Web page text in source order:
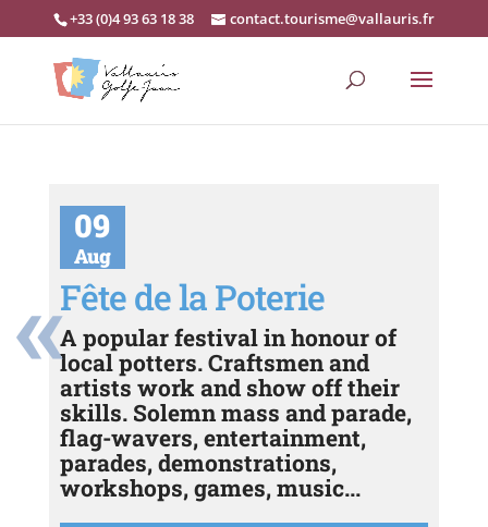
+33 (0)4 93 63 18 38 contact.tourisme@vallauris.fr
09
Aug
Fête de la Poterie
A popular festival in honour of
local potters. Craftsmen and
artists work and show off their
skills. Solemn mass and parade,
flag-wavers, entertainment,
parades, demonstrations,
workshops, games, music...